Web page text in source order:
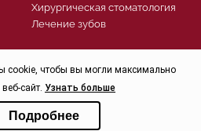
Хирургическая стоматология
Лечение зубов
звонок
вопрос
качества
cookie, чтобы вы могли максимально
сайт. Узнать больше
Подробнее